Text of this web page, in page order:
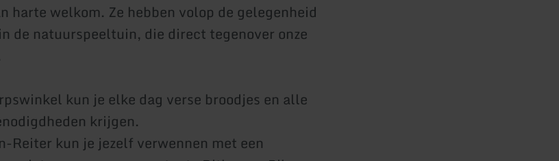
harte welkom. Ze hebben volop de gelegenheid
de natuurspeeltuin, die direct tegenover onze
kun je elke dag verse broodjes en alle
krijgen.
Reiter kun je jezelf verwennen met een